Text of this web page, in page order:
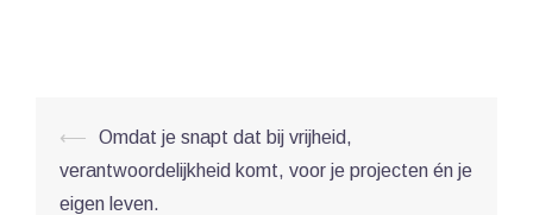
Post
navigation
⟵
Omdat je snapt dat bij vrijheid,
verantwoordelijkheid komt, voor je projecten én je
eigen leven.